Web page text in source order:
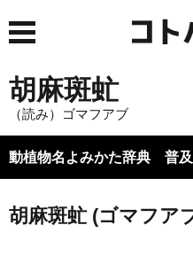
胡麻斑虻
（読み）ゴマフアブ
動植物名よみかた辞典 普
胡麻斑虻 (ゴマフア